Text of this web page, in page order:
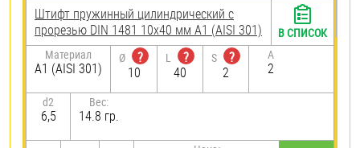
Штифт пружинный цилиндрический с
прорезью DIN 1481 10х40 мм А1 (AISI 301)
Материал
А1 (AISI 301)
Ø
?
10
L
?
40
S
?
2
A
2
d2
6,5
Вес:
14.8 гр.
В СПИСОК